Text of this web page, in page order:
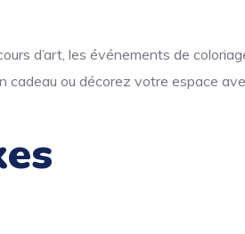
d’art, les événements de
ou décorez votre espace